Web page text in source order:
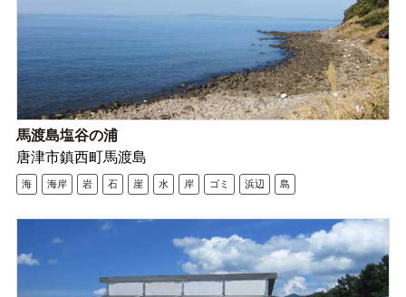
馬渡島塩谷の浦
唐津市鎮西町馬渡島
海 海岸 岩 石 崖 水 岸 ゴミ 浜辺 島